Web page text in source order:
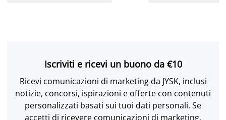
Iscriviti e ricevi un buono da €10
Ricevi comunicazioni di marketing da JYSK, inclusi
notizie, concorsi, ispirazioni e offerte con contenuti
personalizzati basati sui tuoi dati personali. Se
accetti di ricevere comunicazioni di marketing,